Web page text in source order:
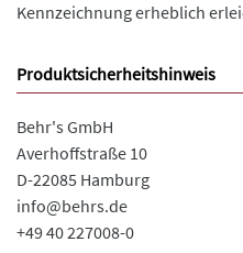
Kennzeichnung erheblich
Produktsicherheitshinweis
Behr's GmbH
Averhoffstraße 10
D-22085 Hamburg
info@behrs.de
+49 40 227008-0